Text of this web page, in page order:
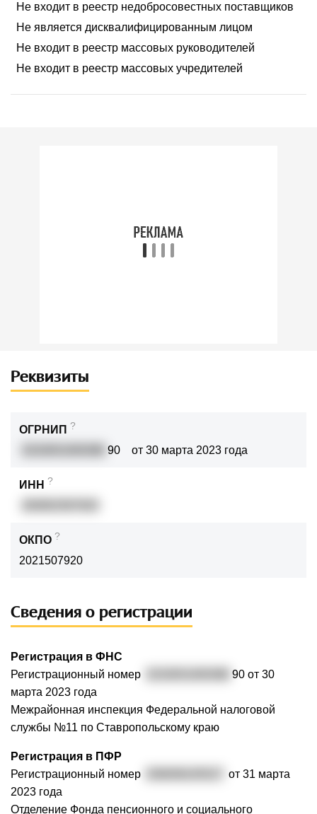
Не входит в реестр недобросовестных поставщиков
Не является дисквалифицированным лицом
Не входит в реестр массовых руководителей
Не входит в реестр массовых учредителей
Реквизиты
ОГРНИП ?
90 от 30 марта 2023 года
ИНН ?
ОКПО ?
2021507920
Сведения о регистрации
Регистрация в ФНС
Регистрационный номер
90 от 30
марта 2023 года
Межрайонная инспекция Федеральной налоговой
службы №11 по Ставропольскому краю
Регистрация в ПФР
Регистрационный номер
от 31 марта
2023 года
Отделение Фонда пенсионного и социального